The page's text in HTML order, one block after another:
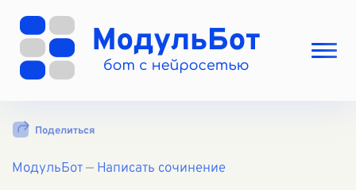
Выбрать режим
Вход
Поделиться
МодульБот— Написать сочинение